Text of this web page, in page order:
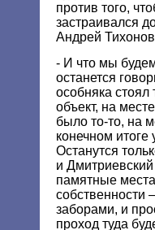
против того,
застраивался
Андрей
- И что мы
останется
особняка стоял
объект, на
было то-то, на
конечном итоге
Останутся
и
памятные
заборами, и
проход туда